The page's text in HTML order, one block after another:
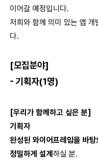
이어갈 예정입니다.
저희와 함께 의미 있는 앱
다.
[모집분야]
- 기획자(1명)
[우리가 함께하고 싶은 분]
기획자
완성된 와이어프레임을 바
정밀하게 설계 하실 분.